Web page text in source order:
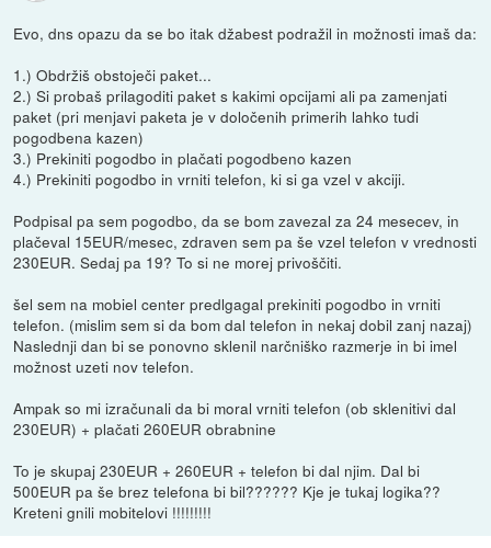
Evo, dns opazu da se bo itak džabest podražil in možnosti imaš da:
1.) Obdržiš obstoječi paket...
2.) Si probaš prilagoditi paket s kakimi opcijami ali pa zamenjati
paket (pri menjavi paketa je v določenih primerih lahko tudi
pogodbena kazen)
3.) Prekiniti pogodbo in plačati pogodbeno kazen
4.) Prekiniti pogodbo in vrniti telefon, ki si ga vzel v akciji.
Podpisal pa sem pogodbo, da se bom zavezal za 24 mesecev, in
plačeval 15EUR/mesec, zdraven sem pa še vzel telefon v vrednosti
230EUR. Sedaj pa 19? To si ne morej privoščiti.
šel sem na mobiel center predlgagal prekiniti pogodbo in vrniti
telefon. (mislim sem si da bom dal telefon in nekaj dobil zanj nazaj)
Naslednji dan bi se ponovno sklenil narčniško razmerje in bi imel
možnost uzeti nov telefon.
Ampak so mi izračunali da bi moral vrniti telefon (ob sklenitivi dal
230EUR) + plačati 260EUR obrabnine
To je skupaj 230EUR + 260EUR + telefon bi dal njim. Dal bi
500EUR pa še brez telefona bi bil?????? Kje je tukaj logika??
Kreteni gnili mobitelovi !!!!!!!!!